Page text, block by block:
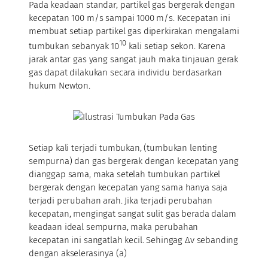
Pada keadaan standar, partikel gas bergerak dengan
kecepatan 100 m/s sampai 1000 m/s. Kecepatan ini
membuat setiap partikel gas diperkirakan mengalami
tumbukan sebanyak 1010kali setiap sekon. Karena
jarak antar gas yang sangat jauh maka tinjauan gerak
gas dapat dilakukan secara individu berdasarkan
hukum Newton.
Setiap kali terjadi tumbukan, (tumbukan lenting
sempurna) dan gas bergerak dengan kecepatan yang
dianggap sama, maka setelah tumbukan partikel
bergerak dengan kecepatan yang sama hanya saja
terjadi perubahan arah. Jika terjadi perubahan
kecepatan, mengingat sangat sulit gas berada dalam
keadaan ideal sempurna, maka perubahan
kecepatan ini sangatlah kecil. Sehingag Δv sebanding
dengan akselerasinya (a)